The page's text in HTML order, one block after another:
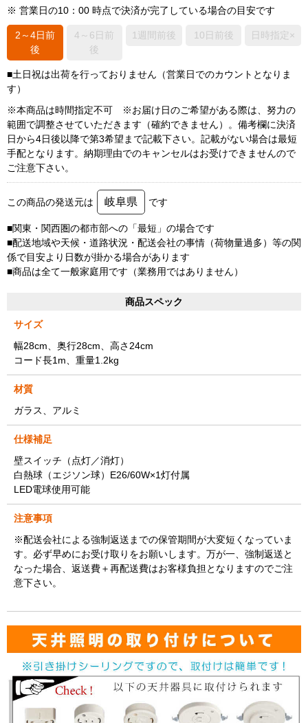
※ 営業日の10：00 時点で決済が完了している場合の目安です
2～4日前
後
4～6日前
後
1週間前後 10日前後 日時指定×
■土日祝は出荷を行っておりません（営業日でのカウントとなりま
す）
※本商品は時間指定不可 ※お届け日のご希望がある際は、努力の
範囲で調整させていただきます（確約できません）。備考欄に決済
日から4日後以降で第3希望まで記載下さい。記載がない場合は最短
手配となります。納期理由でのキャンセルはお受けできませんので
ご注意下さい。
この商品の発送元は 岐阜県 です
■関東・関西圏の都市部への「最短」の場合です
■配送地域や天候・道路状況・配送会社の事情（荷物量過多）等の関
係で目安より日数が掛かる場合があります
■商品は全て一般家庭用です（業務用ではありません）
商品スペック
サイズ
幅28cm、奥行28cm、高さ24cm
コード長1m、重量1.2kg
材質
ガラス、アルミ
仕様補足
壁スイッチ（点灯／消灯）
白熱球（エジソン球）E26/60W×1灯付属
LED電球使用可能
注意事項
※配送会社による強制返送までの保管期間が大変短くなっていま
す。必ず早めにお受け取りをお願いします。万が一、強制返送と
なった場合、返送費＋再配送費はお客様負担となりますのでご注
意下さい。